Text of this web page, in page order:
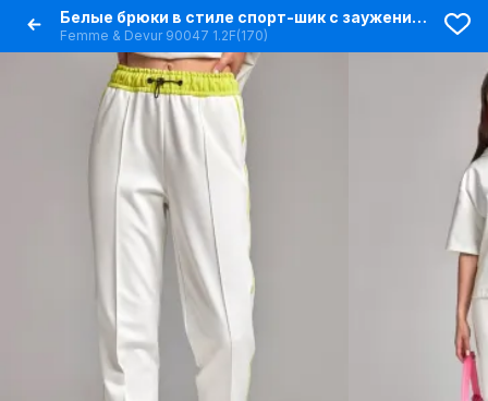
Белые брюки в стиле спорт-шик с заужением и карманами
Femme & Devur 90047 1.2F(170)